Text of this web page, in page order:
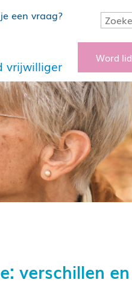
een vraag?
vrijwilliger
Word lid
verschillen en